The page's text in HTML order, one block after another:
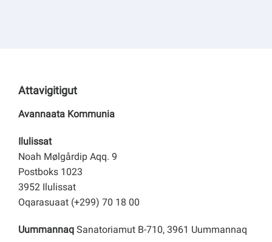
Attavigitigut
Avannaata Kommunia
Ilulissat
Noah Mølgårdip Aqq. 9
Postboks 1023
3952 Ilulissat
Oqarasuaat (+299) 70 18 00
Uummannaq Sanatoriamut B-710, 3961 Uummannaq